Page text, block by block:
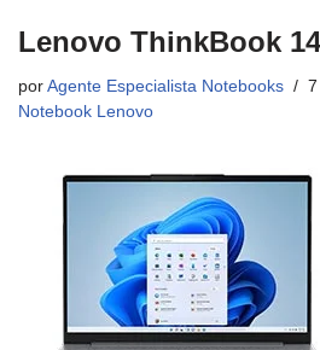
Lenovo ThinkBook
por Agente Especialista Notebooks
Notebook Lenovo